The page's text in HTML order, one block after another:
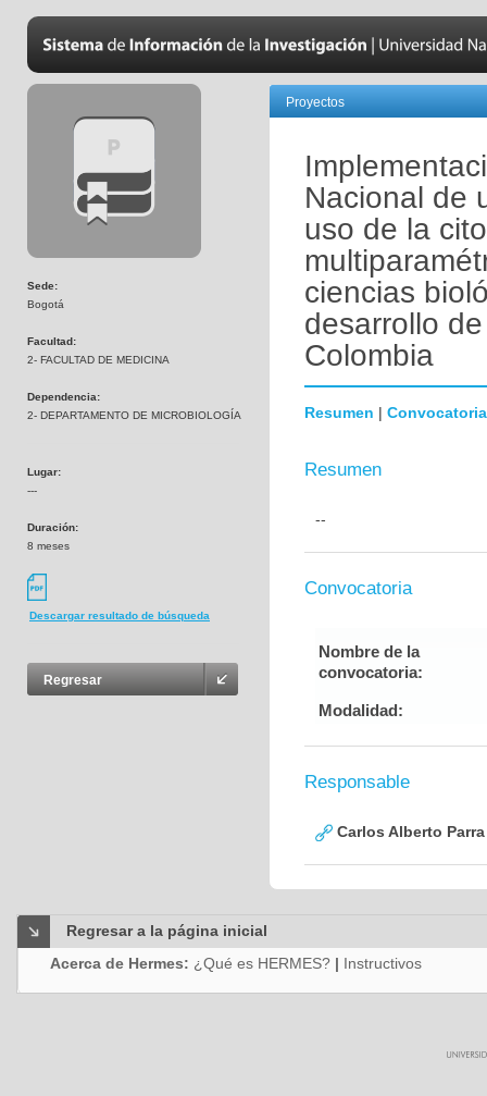
Sede:
Bogotá
Facultad:
2- FACULTAD DE MEDICINA
Dependencia:
2- DEPARTAMENTO DE MICROBIOLOGÍA
Lugar:
---
Duración:
8 meses
Descargar resultado de búsqueda
Regresar
Proyectos
Nacional de
uso de la
ciencias
desarrollo
Colombia
Resumen | Convocatoria
Resumen
--
Convocatoria
Nombre de la
convocatoria:
Modalidad:
Responsable
Carlos Alberto
Regresar a la página inicial
Acerca de Hermes: ¿Qué es HERMES? | Instructivos